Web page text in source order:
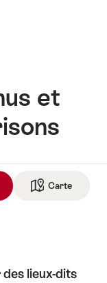
et
Carte
lieux-dits